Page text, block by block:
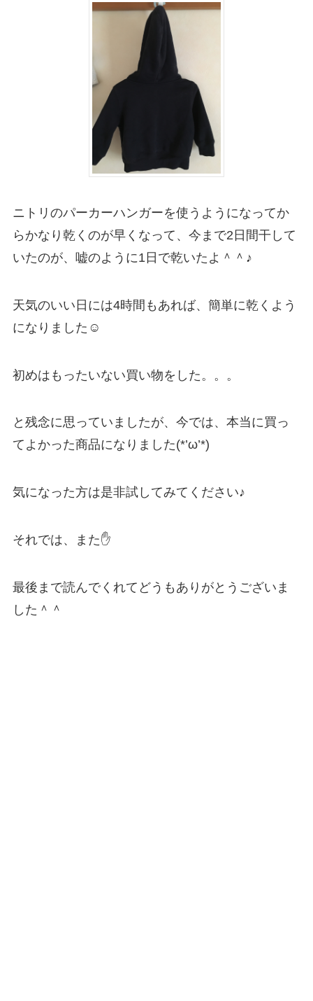
ニトリのパーカーハンガーを使うようになってか
らかなり乾くのが早くなって、今まで2日間干して
いたのが、嘘のように1日で乾いたよ＾＾♪
天気のいい日には4時間もあれば、簡単に乾くよう
になりました☺
初めはもったいない買い物をした。。。
と残念に思っていましたが、今では、本当に買っ
てよかった商品になりました(*’ω’*)
気になった方は是非試してみてください♪
それでは、また✋
最後まで読んでくれてどうもありがとうございま
した＾＾